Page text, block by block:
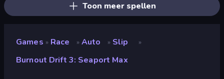
Toon meer spellen
Games » Race » Auto » Slip »
Burnout Drift 3: Seaport Max